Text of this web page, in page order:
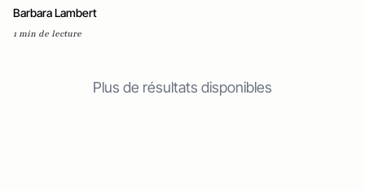
Barbara Lambert
1 min de lecture
Plus de résultats disponibles